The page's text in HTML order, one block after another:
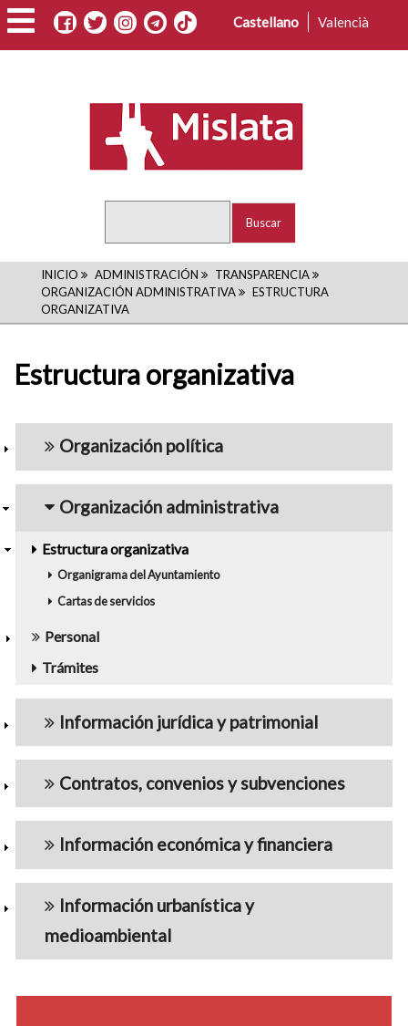
Pasar
al
contenido
Castellano Valencià
RUTA
DE
INICIO ADMINISTRACIÓN
TRANSPARENCIA
ORGANIZACIÓN ADMINISTRATIVA
ESTRUCTURA
ORGANIZATIVA
Estructura organizativa
navigation5
Organización política
Organización administrativa
Estructura organizativa
Organigrama del Ayuntamiento
Cartas de servicios
Personal
Trámites
Información jurídica y patrimonial
Contratos, convenios y subvenciones
Información económica y financiera
Información urbanística y
medioambiental